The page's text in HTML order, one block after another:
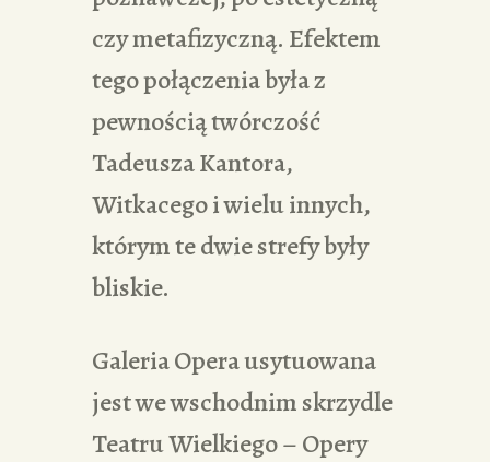
czy metafizyczną. Efektem
tego połączenia była z
pewnością twórczość
Tadeusza Kantora,
Witkacego i wielu innych,
którym te dwie strefy były
bliskie.
Galeria Opera usytuowana
jest we wschodnim skrzydle
Teatru Wielkiego – Opery